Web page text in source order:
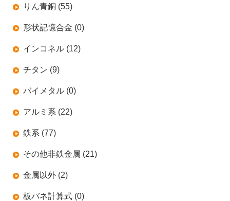
りん青銅 (55)
形状記憶合金 (0)
インコネル (12)
チタン (9)
バイメタル (0)
アルミ系 (22)
鉄系 (77)
その他非鉄金属 (21)
金属以外 (2)
板バネ計算式 (0)